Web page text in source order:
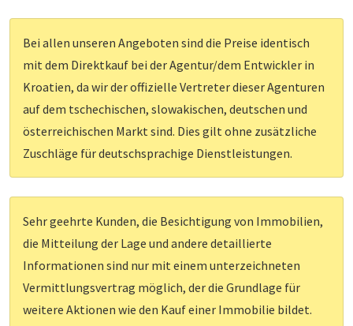
Bei allen unseren Angeboten sind die Preise identisch
mit dem Direktkauf bei der Agentur/dem Entwickler in
Kroatien, da wir der offizielle Vertreter dieser Agenturen
auf dem tschechischen, slowakischen, deutschen und
österreichischen Markt sind. Dies gilt ohne zusätzliche
Zuschläge für deutschsprachige Dienstleistungen.
Sehr geehrte Kunden, die Besichtigung von Immobilien,
die Mitteilung der Lage und andere detaillierte
Informationen sind nur mit einem unterzeichneten
Vermittlungsvertrag möglich, der die Grundlage für
weitere Aktionen wie den Kauf einer Immobilie bildet.